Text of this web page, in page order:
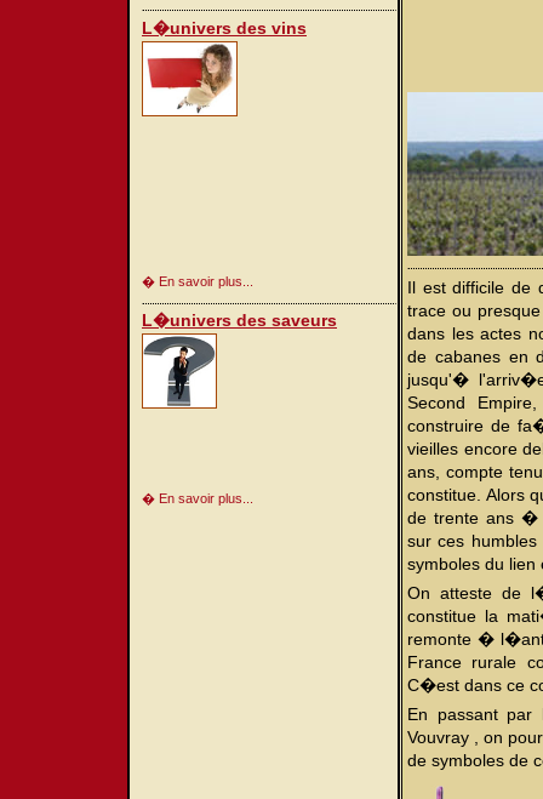
L�univers des vins
� En savoir plus...
L�univers des saveurs
� En savoir plus...
Il est difficile
trace ou
dans les actes
de cabanes en
jusqu'�
Second
construire de
vieilles encore
ans, compte
constitue. Alors
de trente ans �
sur ces
symboles du
On atteste de
constitue la
remonte �
France rurale
C�est dans ce
En passant
Vouvray , on
de symboles de